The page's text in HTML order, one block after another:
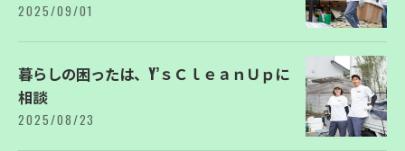
2025/09/01
暮らしの困ったは、Y’ｓＣｌｅａｎＵｐに
相談
2025/08/23